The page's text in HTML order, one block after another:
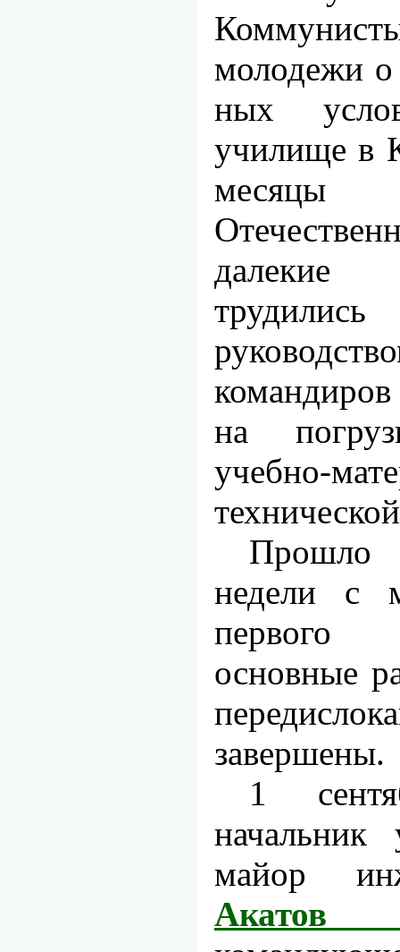
моло­дежи
ных
училище в
далекие
на
учебно-
Прошло
недели с
основные
завершены.
1
начальник
майор
Акатов